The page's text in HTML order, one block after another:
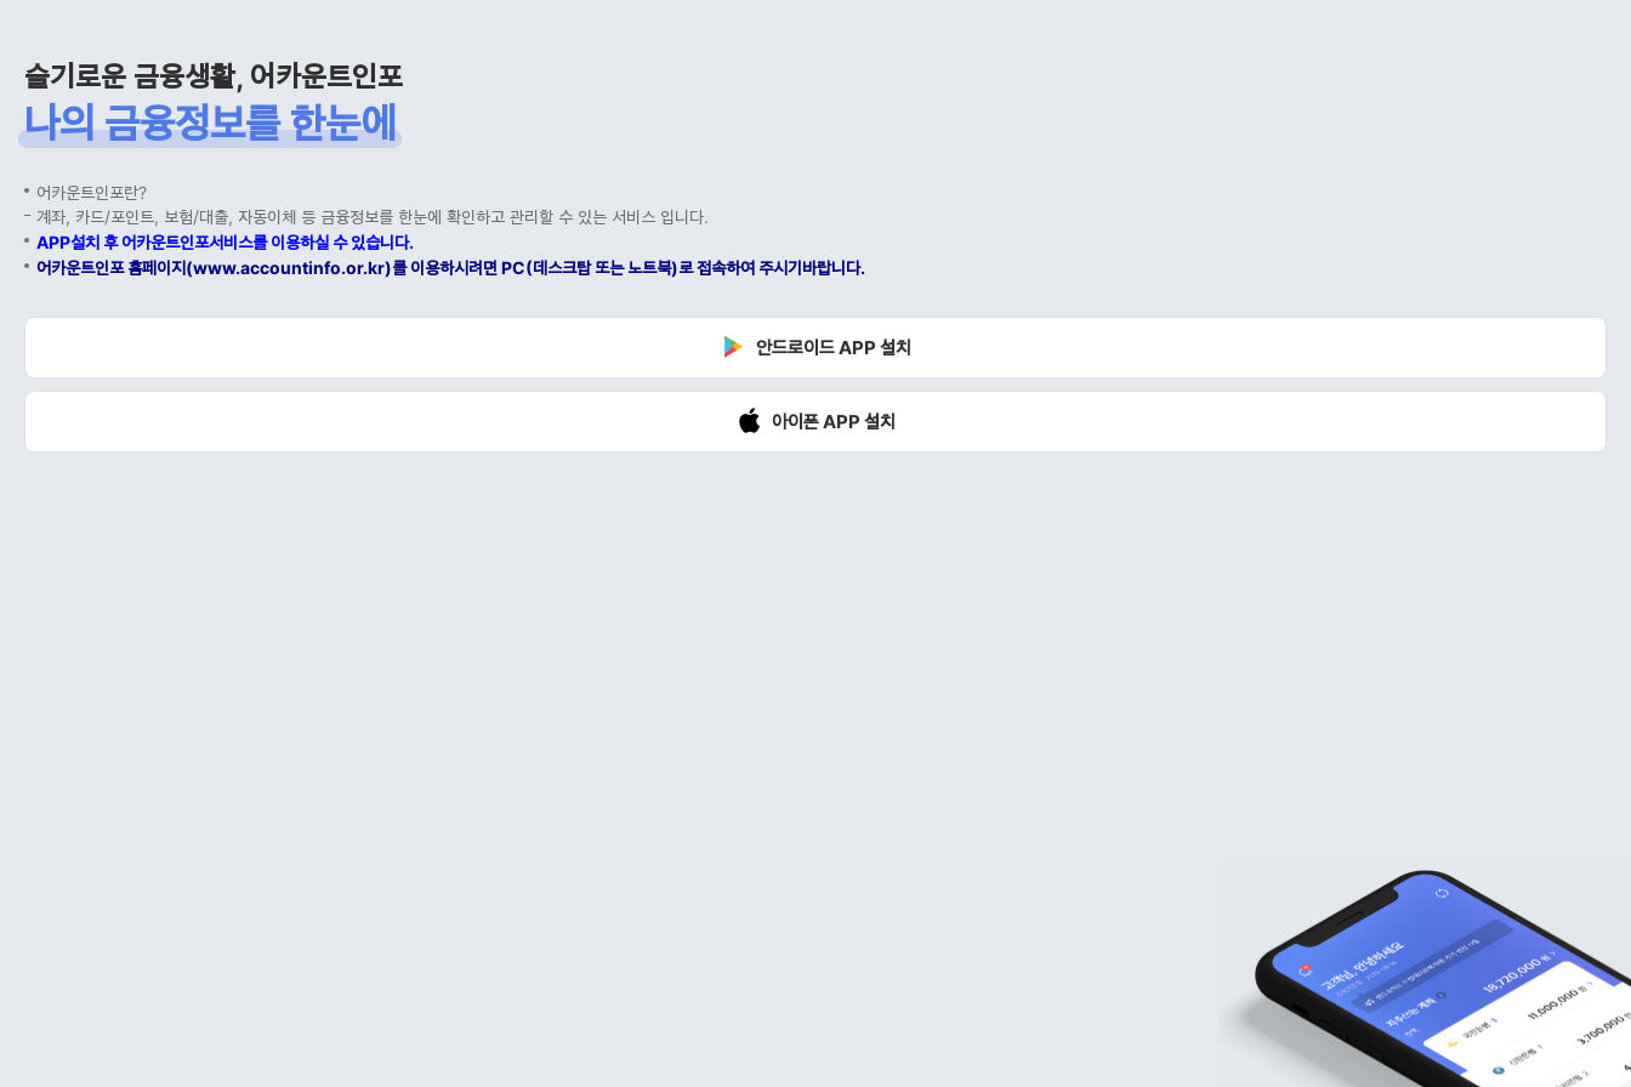
슬기로운 금융생활, 어카운트인포
나의 금융정보를 한눈에
어카운트인포란?
계좌, 카드/포인트, 보험/대출, 자동이체 등 금융정보를 한눈에 확인하고 관리할 수 있는 서비스 입니다.
APP설치 후 어카운트인포서비스를 이용하실 수 있습니다.
어카운트인포 홈페이지(www.accountinfo.or.kr)를 이용하시려면 PC(데스크탑 또는 노트북)로 접속하여 주시기바랍니다.
안드로이드 APP 설치
아이폰 APP 설치